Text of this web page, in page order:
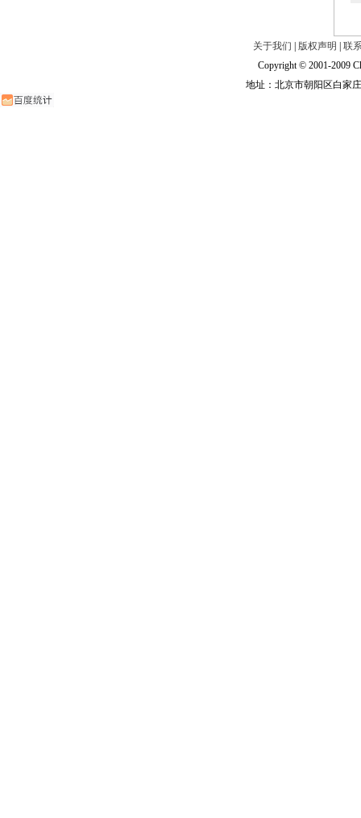
关于我们 版权声明
联
Copyright © 2001-2009
地址：北京市朝阳区白家